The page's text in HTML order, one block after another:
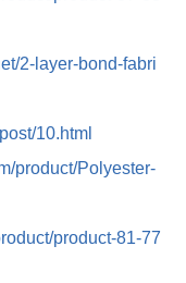
2-layer-bond-fabri
10.html
product/Polyester-
product-81-77